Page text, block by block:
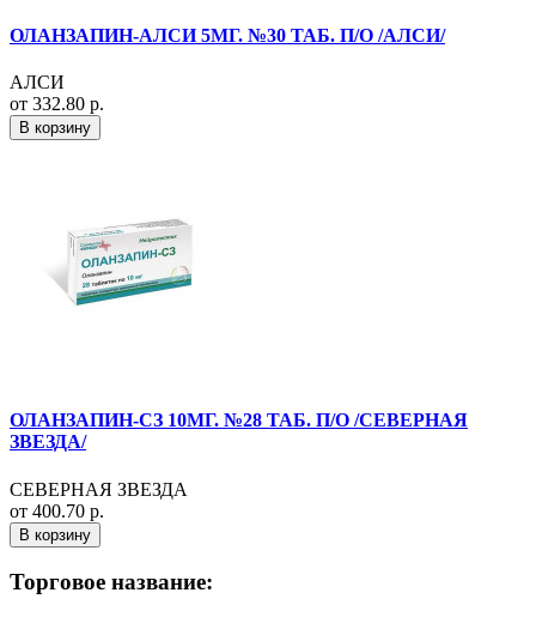
ОЛАНЗАПИН-АЛСИ 5МГ. №30 ТАБ. П/О /АЛСИ/
АЛСИ
от 332.80 р.
В корзину
ОЛАНЗАПИН-СЗ 10МГ. №28 ТАБ. П/О /СЕВЕРНАЯ
ЗВЕЗДА/
СЕВЕРНАЯ ЗВЕЗДА
от 400.70 р.
В корзину
Торговое название: